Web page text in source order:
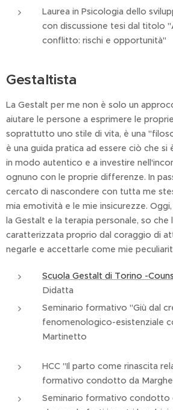
Laurea in Psicologia dello
con discussione tesi dal titolo
conflitto: rischi e opportunità"
Gestaltista
La Gestalt per me non è solo un
aiutare le persone a esprimere le
soprattutto uno stile di vita, è una
è una guida pratica ad essere ciò che si
in modo autentico e a investire
ognuno con le proprie differenze. In
cercato di nascondere con tutta me
mia emotività e le mie insicurezze.
la Gestalt e la terapia personale, so che
caratterizzata proprio dal coraggio di
negarle e accettarle come mie
Scuola Gestalt di Torino -
Didatta
Seminario formativo "Giù dal
fenomenologico-esistenziale
Martinetto
HCC "Il parto come rinascita
formativo condotto da
Seminario formativo condotto